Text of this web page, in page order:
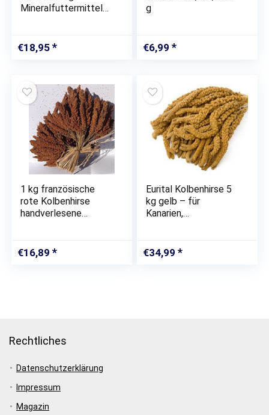
Mineralfuttermittel
Spurenelementen für
Amphibien, Reptilien &
€18,95
g
€6,99
1 kg französische
rote Kolbenhirse
handverlesene
€16,89
Eurital Kolbenhirse 5
kg gelb – für
Kanarien,
€34,99
Rechtliches
Datenschutzerklärung
Impressum
Magazin